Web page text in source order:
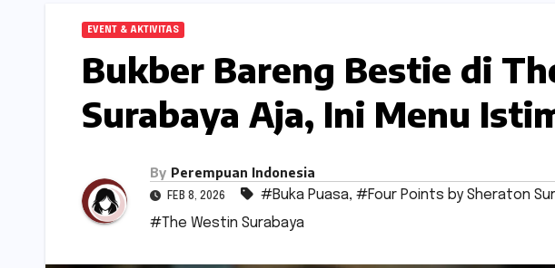
EVENT & AKTIVITAS
Bukber Bareng Bestie di
Surabaya Aja, Ini Menu
By Perempuan Indonesia
FEB 8, 2026 #Buka Puasa, #Four Points by Sheraton
#The Westin Surabaya